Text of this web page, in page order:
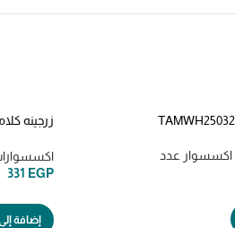
اكسسوار عدد
331 EGP
إضافة